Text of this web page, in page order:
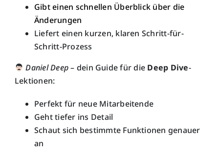
Gibt einen schnellen Überblick über die
Änderungen
Liefert einen kurzen, klaren Schritt-für-
Schritt-Prozess
Daniel Deep– dein Guide für die Deep Dive-
Lektionen:
Perfekt für neue Mitarbeitende
Gehttiefer ins Detail
Schaut sich bestimmte Funktionen genauer
an